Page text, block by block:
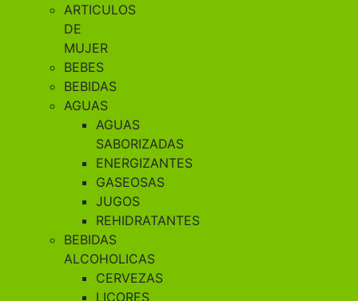
ARTICULOS
DE
MUJER
BEBES
BEBIDAS
AGUAS
AGUAS
SABORIZADAS
ENERGIZANTES
GASEOSAS
JUGOS
REHIDRATANTES
BEBIDAS
ALCOHOLICAS
CERVEZAS
LICORES